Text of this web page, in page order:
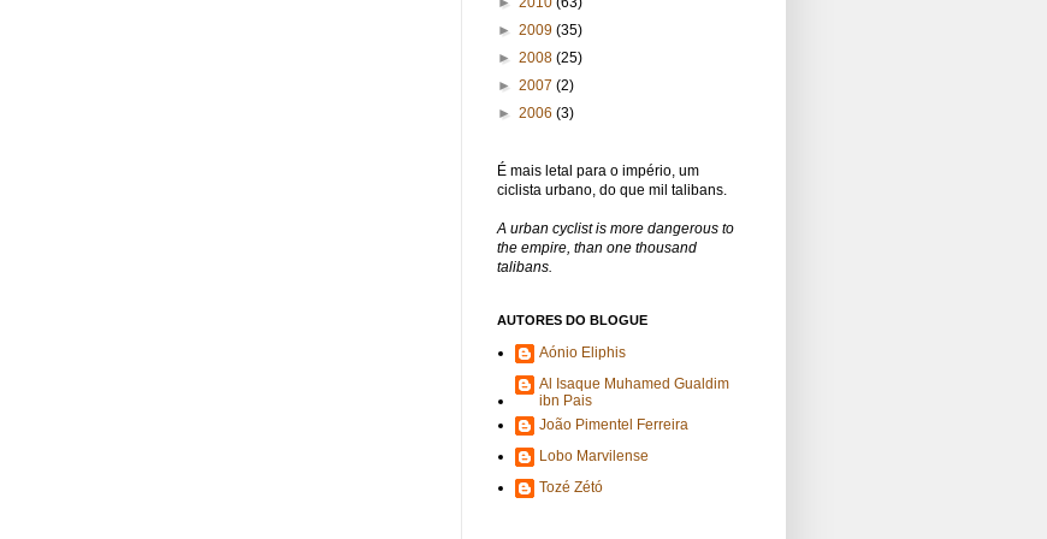
► 2009 (35)
► 2008 (25)
► 2007 (2)
► 2006 (3)
É mais letal para o império, um
ciclista urbano, do que mil talibans.
A urban cyclist is more dangerous to
the empire, than one thousand
talibans.
AUTORES DO BLOGUE
Aónio Eliphis
Al Isaque Muhamed Gualdim
ibn Pais
João Pimentel Ferreira
Lobo Marvilense
Tozé Zétó